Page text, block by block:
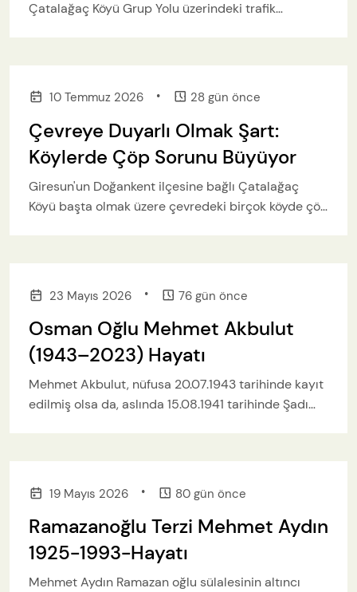
Çatalağaç Köyü Grup Yolu üzerindeki trafik
yapım çalışmaları aralıksız sürüyor.
10 Temmuz 2026 • 28 gün önce
Çevreye Duyarlı Olmak Şart:
Köylerde Çöp Sorunu Büyüyor
Giresun'un Doğankent ilçesine bağlı Çatalağaç
Köyü başta olmak üzere çevredeki birçok köyde çöp
23 Mayıs 2026 • 76 gün önce
Osman Oğlu Mehmet Akbulut
(1943–2023) Hayatı
Mehmet Akbulut, nüfusa 20.07.1943 tarihinde kayıt
edilmiş olsa da, aslında 15.08.1941 tarihinde Şadı
19 Mayıs 2026 • 80 gün önce
Ramazanoğlu Terzi Mehmet Aydın
1925-1993-Hayatı
Mehmet Aydın Ramazan oğlu sülalesinin altıncı